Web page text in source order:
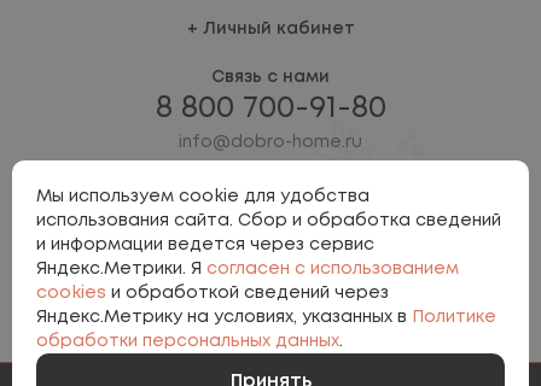
Личный кабинет
Связь с нами
8 800 700-91-80
info@dobro-home.ru
Involta
Мы используем cookie для удобства
использования сайта. Сбор и обработка сведений
и информации ведется через сервис
Яндекс.Метрики. Я согласен с использованием
cookies и обработкой сведений через
Яндекс.Метрику на условиях, указанных в
Политике
обработки персональных данных.
Принять